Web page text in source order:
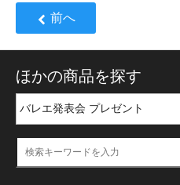
前へ
ほかの商品を探す